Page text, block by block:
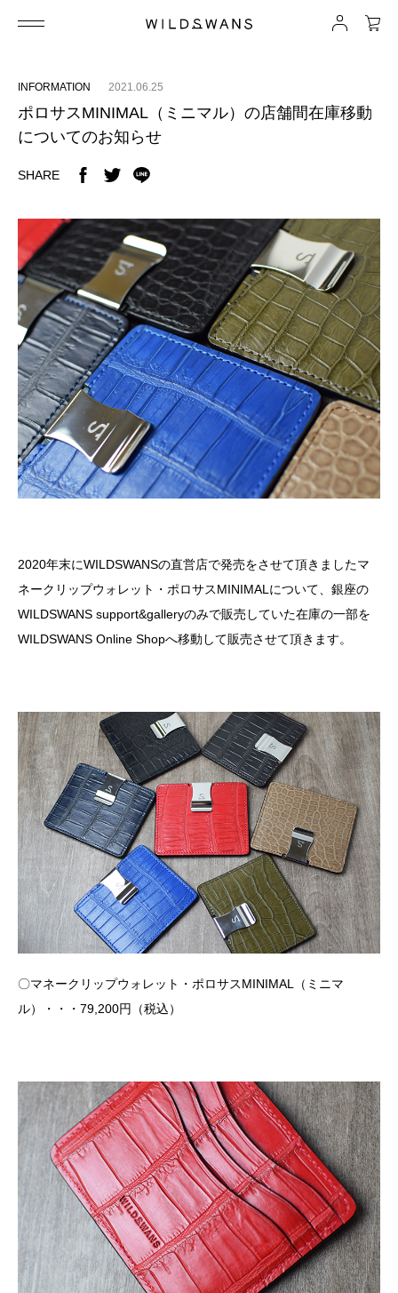
INFORMATION 2021.06.25
ポロサスMINIMAL（ミニマル）の店舗間在庫移動
についてのお知らせ
SHARE
2020年末にWILDSWANSの直営店で発売をさせて頂きましたマ
ネークリップウォレット・ポロサスMINIMALについて、銀座の
WILDSWANS support&galleryのみで販売していた在庫の一部を
WILDSWANS Online Shopへ移動して販売させて頂きます。
〇マネークリップウォレット・ポロサスMINIMAL（ミニマ
ル）・・・79,200円（税込）